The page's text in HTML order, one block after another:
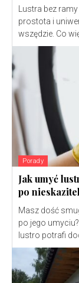
Lustra bez
prostota i
wszędzie. Co
Porady
Jak umyć
po
Masz dość
po jego
lustro potrafi